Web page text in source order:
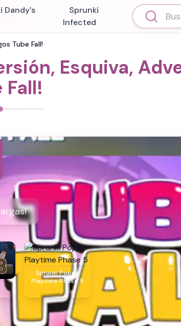
Dandy's
Sprunki
Infected
Tube Fall!
Esquiva,
Fall!
Sprunki Poppy
Playtime Phase 5